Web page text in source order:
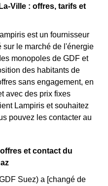
Ville : offres, tarifs et
est un fournisseur
sur le marché de l'énergie
monopoles de GDF et
des habitants de
sans engagement, en
avec des prix fixes
Lampiris et souhaitez
pouvez les contacter au
et contact du
Suez) a [changé de